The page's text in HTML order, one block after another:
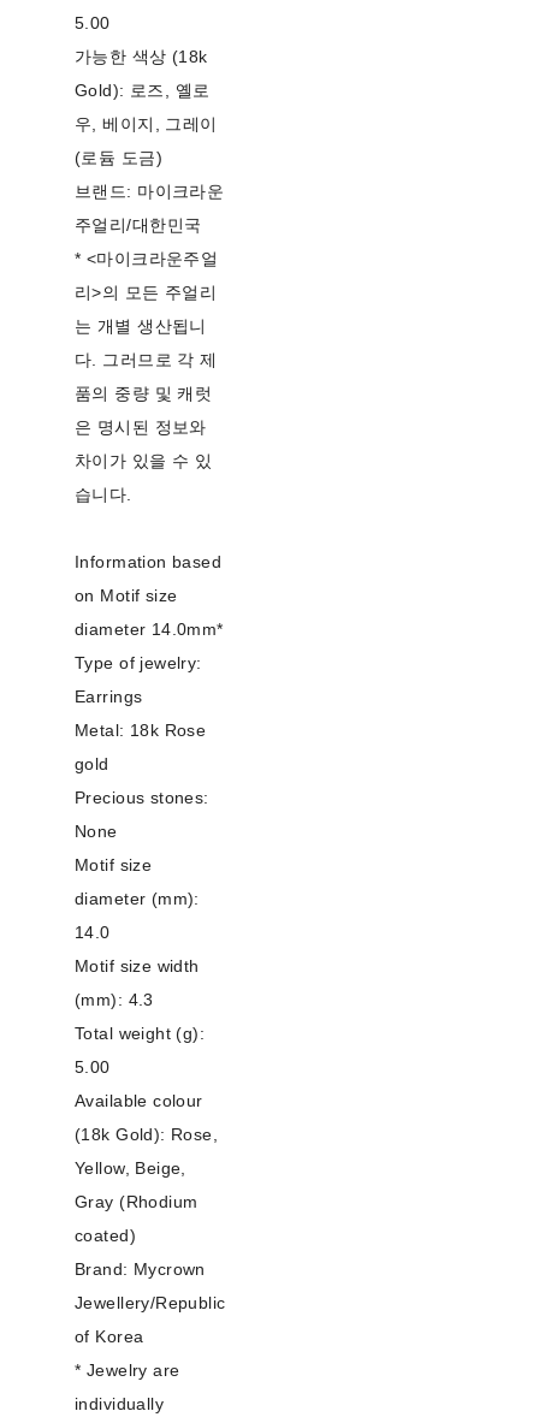
5.00
가능한 색상 (18k
Gold): 로즈, 옐로
우, 베이지, 그레이
(로듐 도금)
브랜드: 마이크라운
주얼리/대한민국
* <마이크라운주얼
리>의 모든 주얼리
는 개별 생산됩니
다. 그러므로 각 제
품의 중량 및 캐럿
은 명시된 정보와
차이가 있을 수 있
습니다.
Information based
on Motif size
diameter 14.0mm*
Type of jewelry:
Earrings
Metal: 18k Rose
gold
Precious stones:
None
Motif size
diameter (mm):
14.0
Motif size width
(mm): 4.3
Total weight (g):
5.00
Available colour
(18k Gold): Rose,
Yellow, Beige,
Gray (Rhodium
coated)
Brand: Mycrown
Jewellery/Republic
of Korea
* Jewelry are
individually